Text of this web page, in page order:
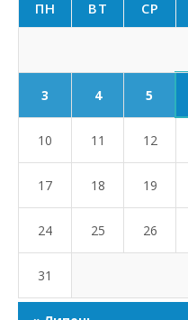
ПН ВТ СР
3 4 5
10 11 12
17 18 19
24 25 26
31